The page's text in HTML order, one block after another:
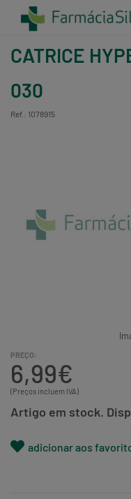
CATRICE
030
Ref.: 1078915
PREÇO:
6,99€
(Preços incluem IVA)
Artigo em stock.
adicionar aos